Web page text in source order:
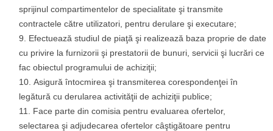
sprijinul compartimentelor de specialitate şi transmite
contractele către utilizatori, pentru derulare şi executare;
Efectuează studiul de piaţă şi realizează baza proprie de date
cu privire la furnizorii şi prestatorii de bunuri, servicii şi lucrări ce
fac obiectul programului de achiziţii;
Asigură întocmirea şi transmiterea corespondenţei în
legătură cu derularea activităţii de achiziţii publice;
Face parte din comisia pentru evaluarea ofertelor,
selectarea şi adjudecarea ofertelor câştigătoare pentru